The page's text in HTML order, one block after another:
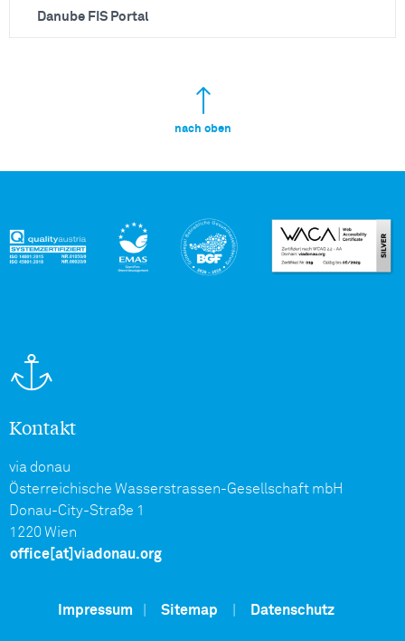
Danube FIS Portal
nach oben
Kontakt
via donau
Österreichische Wasserstrassen-Gesellschaft mbH
Donau-City-Straße 1
1220 Wien
office[at]viadonau.org
Impressum Sitemap Datenschutz